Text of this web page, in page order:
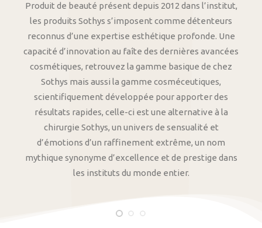
Produit de beauté présent depuis 2012 dans l’institut,
les produits Sothys s’imposent comme détenteurs
reconnus d’une expertise esthétique profonde. Une
capacité d’innovation au faîte des dernières avancées
cosmétiques, retrouvez la gamme basique de chez
Sothys mais aussi la gamme cosméceutiques,
scientifiquement développée pour apporter des
résultats rapides, celle-ci est une alternative à la
chirurgie Sothys, un univers de sensualité et
d’émotions d’un raffinement extrême, un nom
mythique synonyme d’excellence et de prestige dans
les instituts du monde entier.